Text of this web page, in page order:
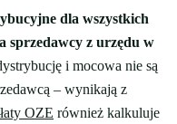
dla wszystkich
sprzedawcy z urzędu w
i mocowa nie są
– wynikają z
OZE również kalkuluje